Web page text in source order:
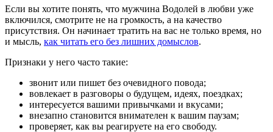
Если вы хотите понять, что мужчина Водолей в любви уже
включился, смотрите не на громкость, а на качество
присутствия. Он начинает тратить на вас не только время, но
и мысль, как читать его без лишних домыслов.
Признаки у него часто такие:
звонит или пишет без очевидного повода;
вовлекает в разговоры о будущем, идеях, поездках;
интересуется вашими привычками и вкусами;
внезапно становится внимателен к вашим паузам;
проверяет, как вы реагируете на его свободу.